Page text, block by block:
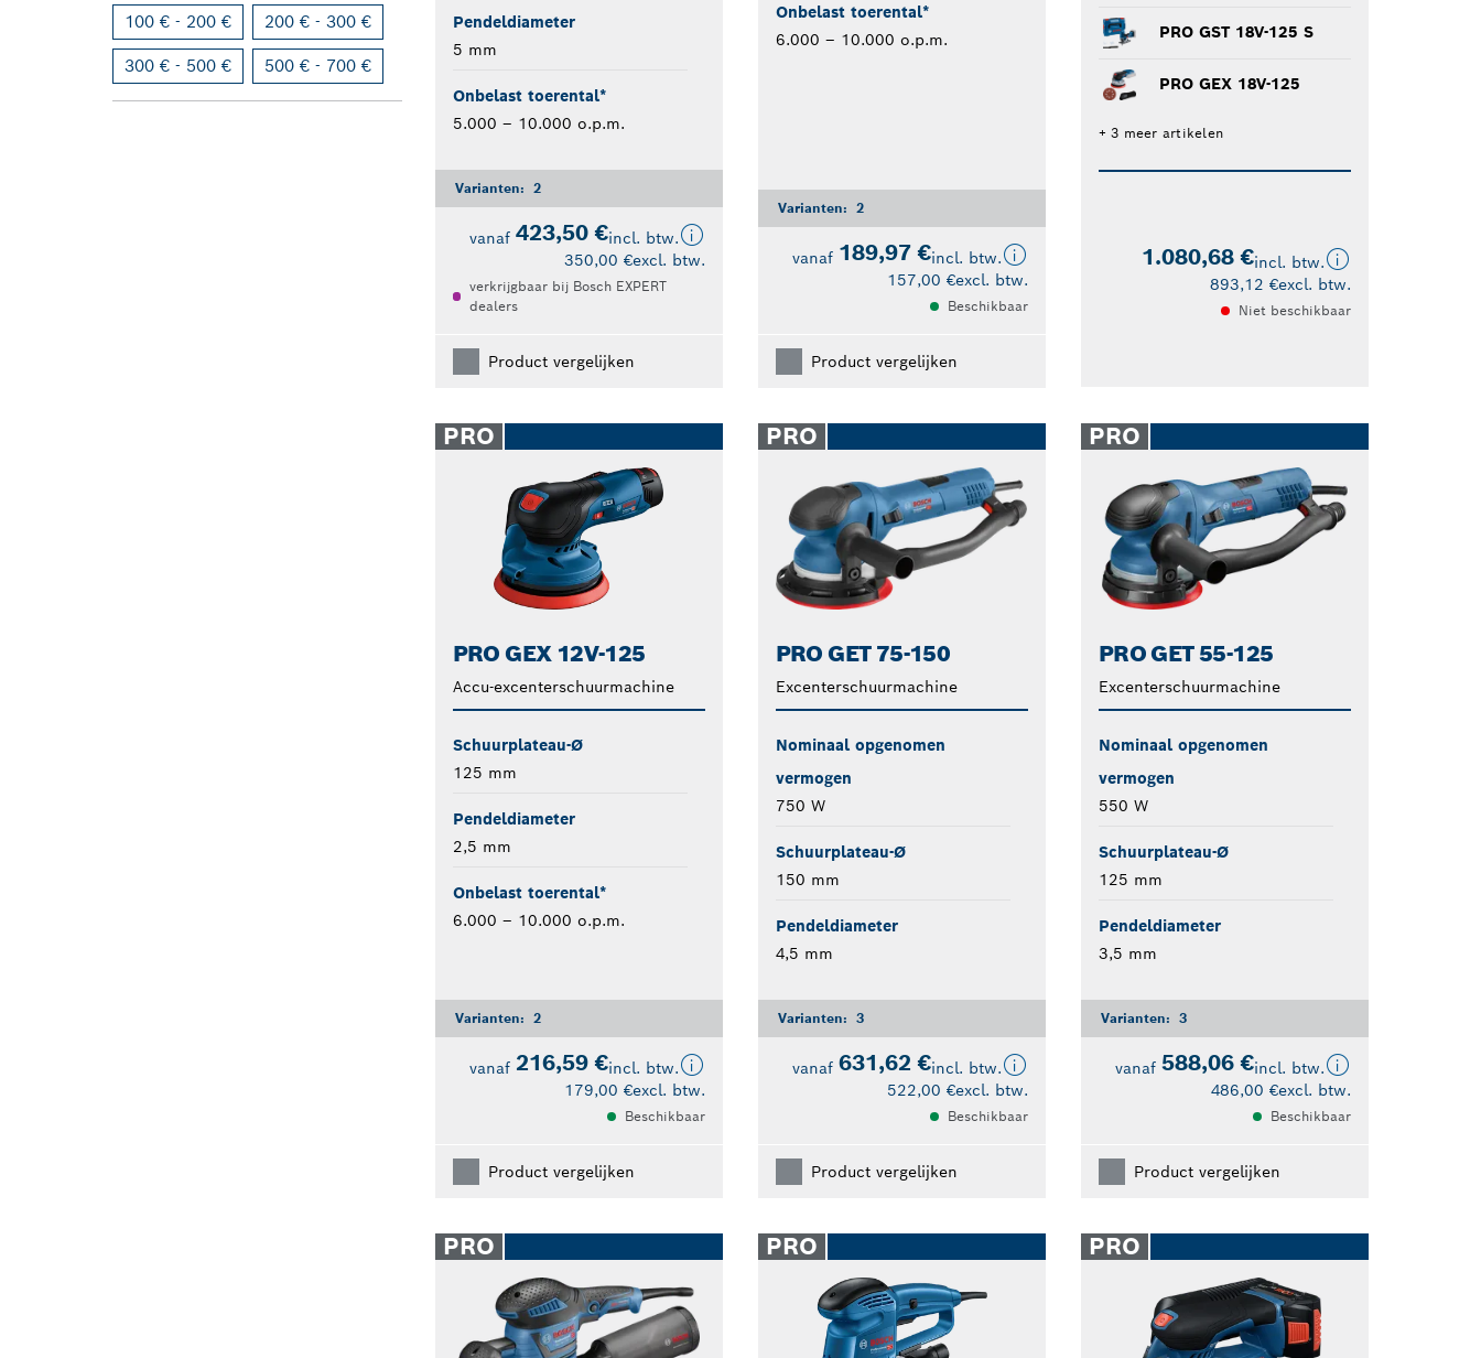
100 € - 200 € 200 € - 300 €
300 € - 500 € 500 € - 700 €
Pendeldiameter
5 mm
Onbelast toerental*
5.000 – 10.000 o.p.m.
Varianten: 2
vanaf 423,50 €incl. btw.
350,00 €excl. btw.
verkrijgbaar bij Bosch EXPERT
dealers
Product vergelijken
Onbelast toerental*
6.000 – 10.000 o.p.m.
Varianten: 2
vanaf 189,97 €incl. btw.
157,00 €excl. btw.
Beschikbaar
Product vergelijken
PRO GST 18V-125 S
PRO GEX 18V-125
+ 3 meer artikelen
1.080,68 €incl. btw.
893,12 €excl. btw.
Niet beschikbaar
PRO
PRO GEX 12V-125
Accu-excenterschuurmachine
Schuurplateau-Ø
125 mm
Pendeldiameter
2,5 mm
Onbelast toerental*
6.000 – 10.000 o.p.m.
Varianten: 2
vanaf 216,59 €incl. btw.
179,00 €excl. btw.
Beschikbaar
Product vergelijken
PRO
PRO GET 75-150
Excenterschuurmachine
Nominaal opgenomen
vermogen
750 W
Schuurplateau-Ø
150 mm
Pendeldiameter
4,5 mm
Varianten: 3
vanaf 631,62 €incl. btw.
522,00 €excl. btw.
Beschikbaar
Product vergelijken
PRO
PRO GET 55-125
Excenterschuurmachine
Nominaal opgenomen
vermogen
550 W
Schuurplateau-Ø
125 mm
Pendeldiameter
3,5 mm
Varianten: 3
vanaf 588,06 €incl. btw.
486,00 €excl. btw.
Beschikbaar
Product vergelijken
PRO PRO PRO